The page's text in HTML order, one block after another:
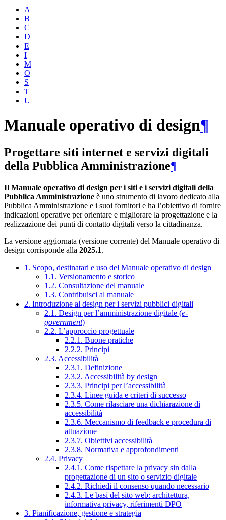
A
B
C
D
E
I
M
O
S
T
U
Manuale operativo di design¶
Progettare siti internet e servizi digitali
della Pubblica Amministrazione¶
Il Manuale operativo di design per i siti e i servizi digitali della
Pubblica Amministrazione è uno strumento di lavoro dedicato alla
Pubblica Amministrazione e i suoi fornitori e ha l’obiettivo di fornire
indicazioni operative per orientare e migliorare la progettazione e la
realizzazione dei punti di contatto digitali verso la cittadinanza.
La versione aggiornata (versione corrente) del Manuale operativo di
design corrisponde alla 2025.1.
1. Scopo, destinatari e uso del Manuale operativo di design
1.1. Versionamento e storico
1.2. Consultazione del manuale
1.3. Contribuisci al manuale
2. Introduzione al design per i servizi pubblici digitali
2.1. Design per l’amministrazione digitale (e-
government)
2.2. L’approccio progettuale
2.2.1. Buone pratiche
2.2.2. Principi
2.3. Accessibilità
2.3.1. Definizione
2.3.2. Accessibilità by design
2.3.3. Principi per l’accessibilità
2.3.4. Linee guida e criteri di successo
2.3.5. Come rilasciare una dichiarazione di
accessibilità
2.3.6. Meccanismo di feedback e procedura di
attuazione
2.3.7. Obiettivi accessibilità
2.3.8. Normativa e approfondimenti
2.4. Privacy
2.4.1. Come rispettare la privacy sin dalla
progettazione di un sito o servizio digitale
2.4.2. Richiedi il consenso quando necessario
2.4.3. Le basi del sito web: architettura,
informativa privacy, riferimenti DPO
3. Pianificazione, gestione e strategia